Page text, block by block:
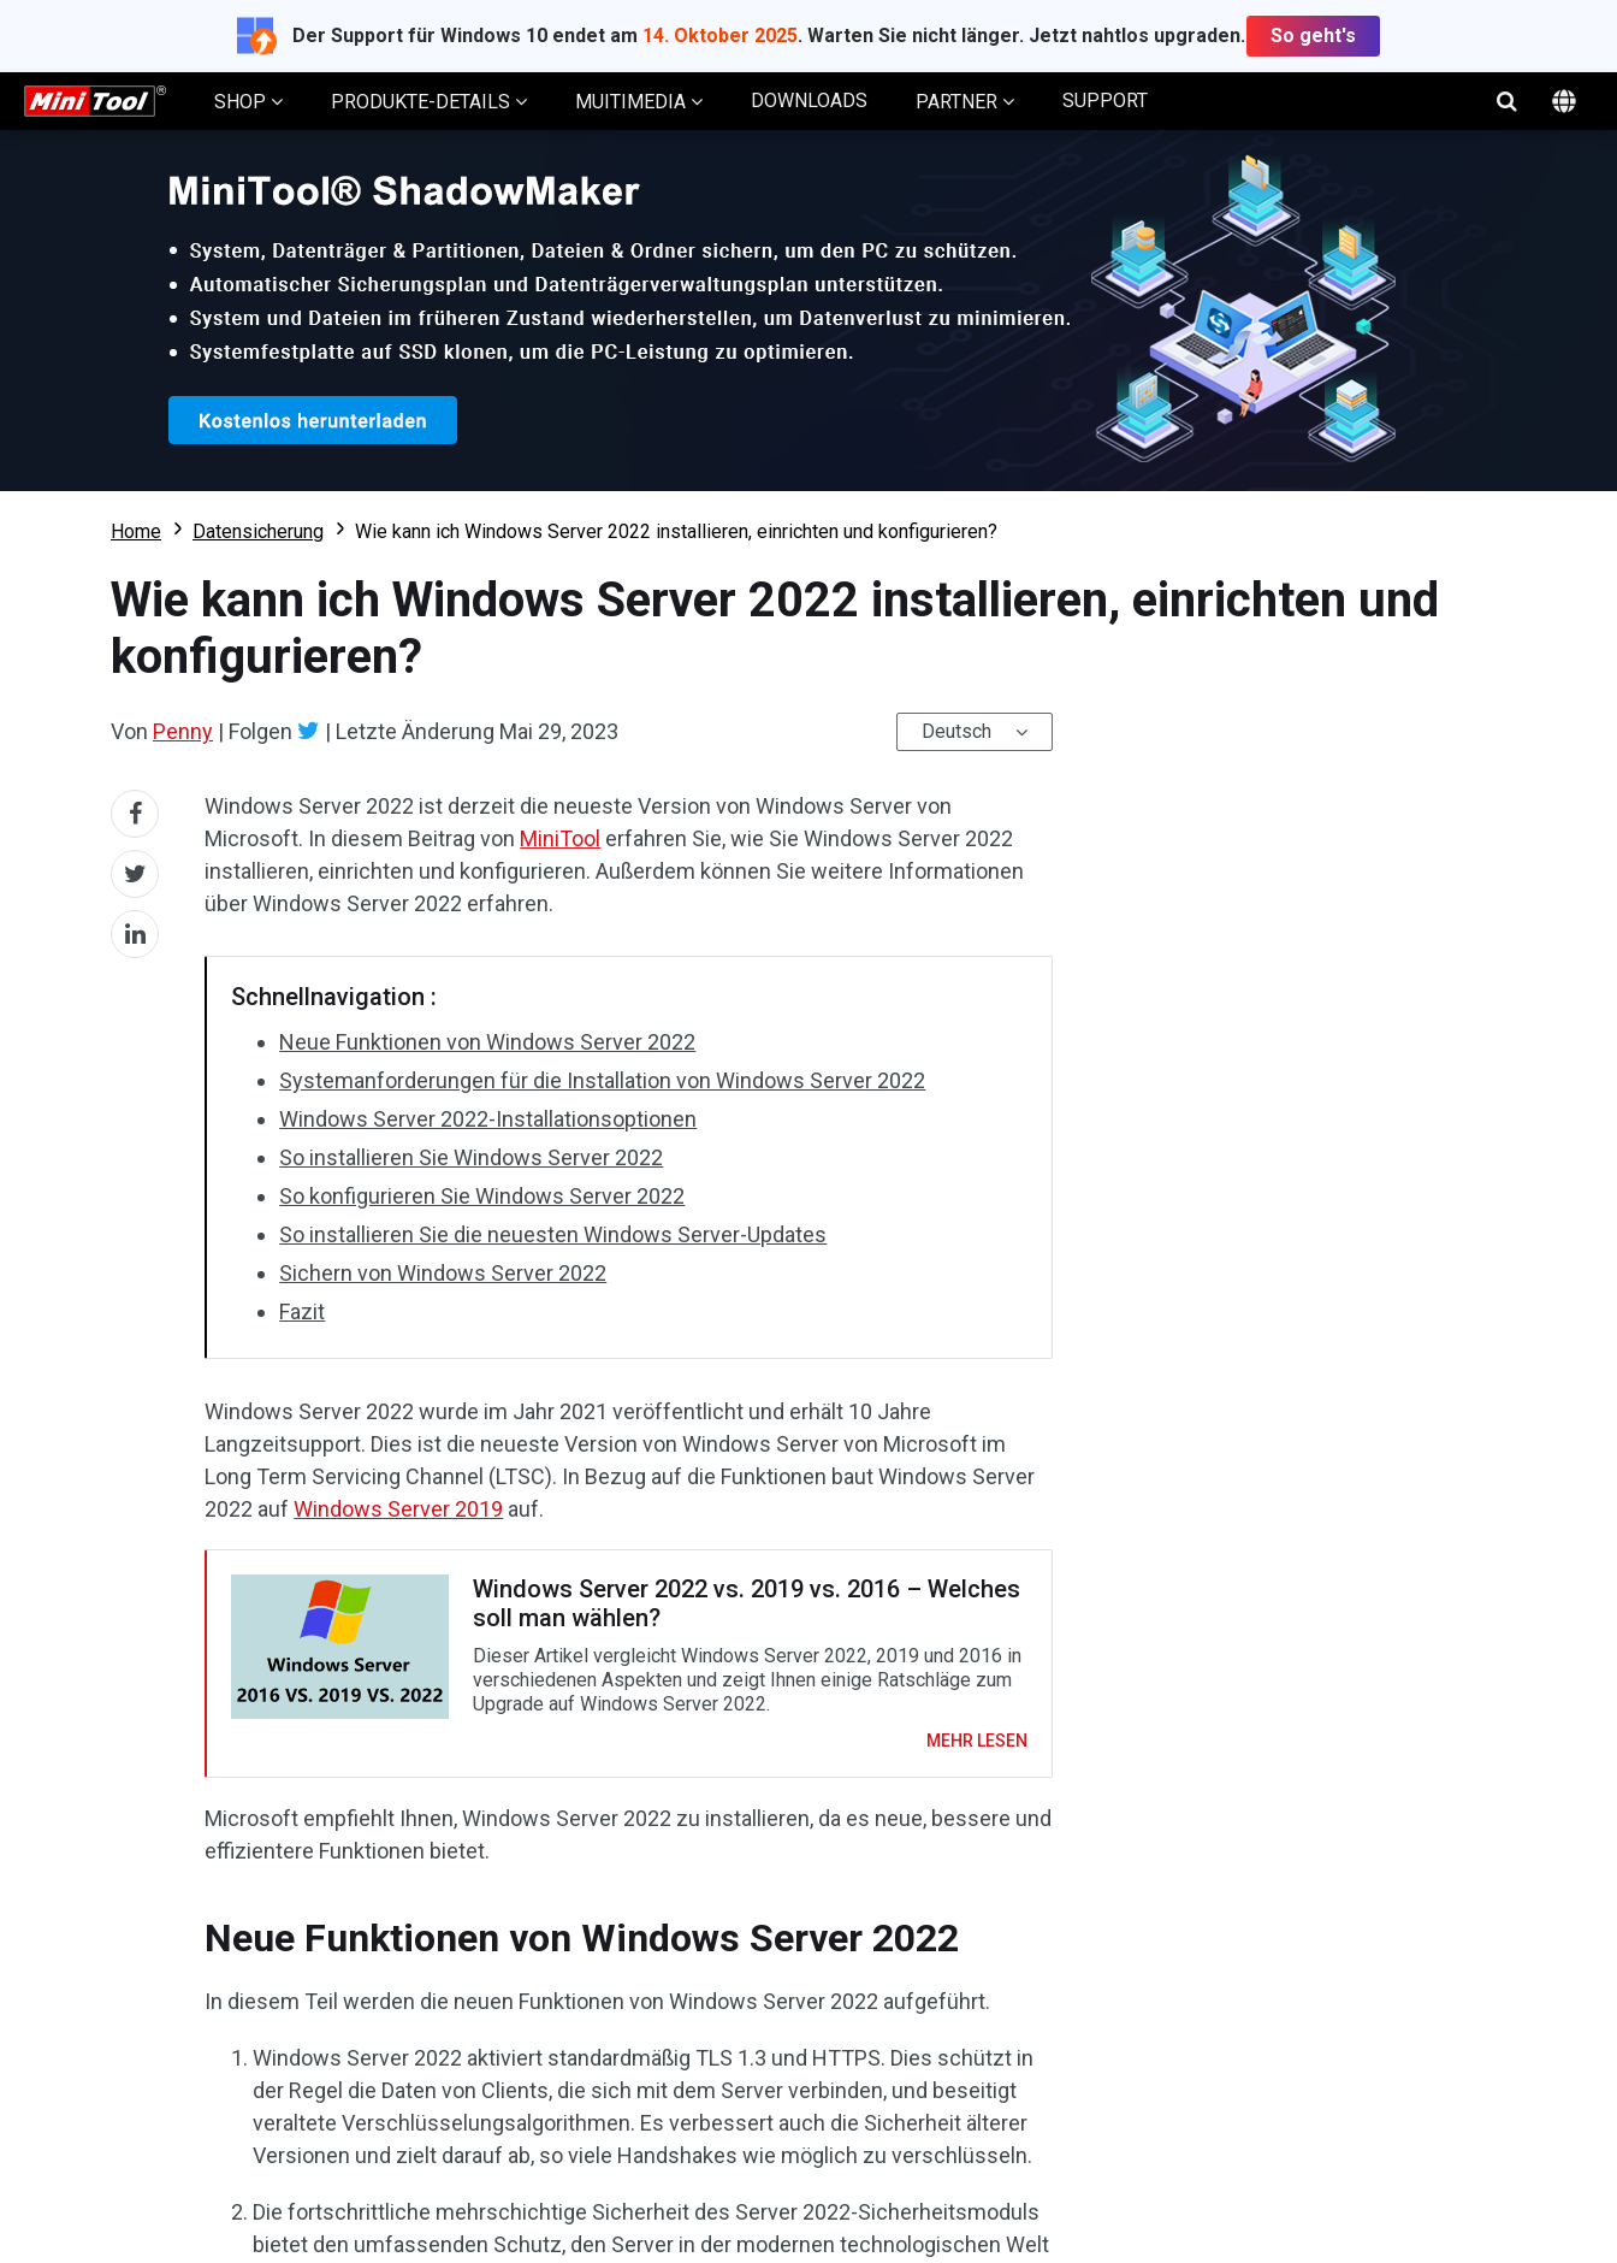
Der Support für Windows 10 endet am 14. Oktober 2025. Warten Sie nicht länger. Jetzt nahtlos upgraden. So geht's
SHOP PRODUKTE-DETAILS MUITIMEDIA DOWNLOADS PARTNER SUPPORT
Home Datensicherung Wie kann ich Windows Server 2022 installieren, einrichten und konfigurieren?
Wie kann ich Windows Server 2022 installieren, einrichten und
konfigurieren?
Von Penny | Folgen | Letzte Änderung Mai 29, 2023 Deutsch
Windows Server 2022 ist derzeit die neueste Version von Windows Server von
Microsoft. In diesem Beitrag von MiniTool erfahren Sie, wie Sie Windows Server 2022
installieren, einrichten und konfigurieren. Außerdem können Sie weitere Informationen
über Windows Server 2022 erfahren.
Schnellnavigation :
Neue Funktionen von Windows Server 2022
Systemanforderungen für die Installation von Windows Server 2022
Windows Server 2022-Installationsoptionen
So installieren Sie Windows Server 2022
So konfigurieren Sie Windows Server 2022
So installieren Sie die neuesten Windows Server-Updates
Sichern von Windows Server 2022
Fazit
Windows Server 2022 wurde im Jahr 2021 veröffentlicht und erhält 10 Jahre
Langzeitsupport. Dies ist die neueste Version von Windows Server von Microsoft im
Long Term Servicing Channel (LTSC). In Bezug auf die Funktionen baut Windows Server
2022 aufWindows Server 2019 auf.
Windows Server 2022 vs. 2019 vs. 2016 – Welches
soll man wählen?
Dieser Artikel vergleicht Windows Server 2022, 2019 und 2016 in
verschiedenen Aspekten und zeigt Ihnen einige Ratschläge zum
Upgrade auf Windows Server 2022.
MEHR LESEN
Microsoft empfiehlt Ihnen, Windows Server 2022 zu installieren, da es neue, bessere und
effizientere Funktionen bietet.
Neue Funktionen von Windows Server 2022
In diesem Teil werden die neuen Funktionen von Windows Server 2022 aufgeführt.
Windows Server 2022 aktiviert standardmäßig TLS 1.3 und HTTPS. Dies schützt in
der Regel die Daten von Clients, die sich mit dem Server verbinden, und beseitigt
veraltete Verschlüsselungsalgorithmen. Es verbessert auch die Sicherheit älterer
Versionen und zielt darauf ab, so viele Handshakes wie möglich zu verschlüsseln.
Die fortschrittliche mehrschichtige Sicherheit des Server 2022-Sicherheitsmoduls
bietet den umfassenden Schutz, den Server in der modernen technologischen Welt